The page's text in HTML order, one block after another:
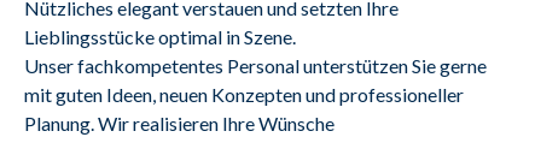
Nützliches elegant verstauen und setzten Ihre
Lieblingsstücke optimal in Szene.
Unser fachkompetentes Personal unterstützen Sie gerne
mit guten Ideen, neuen Konzepten und professioneller
Planung. Wir realisieren Ihre Wünsche